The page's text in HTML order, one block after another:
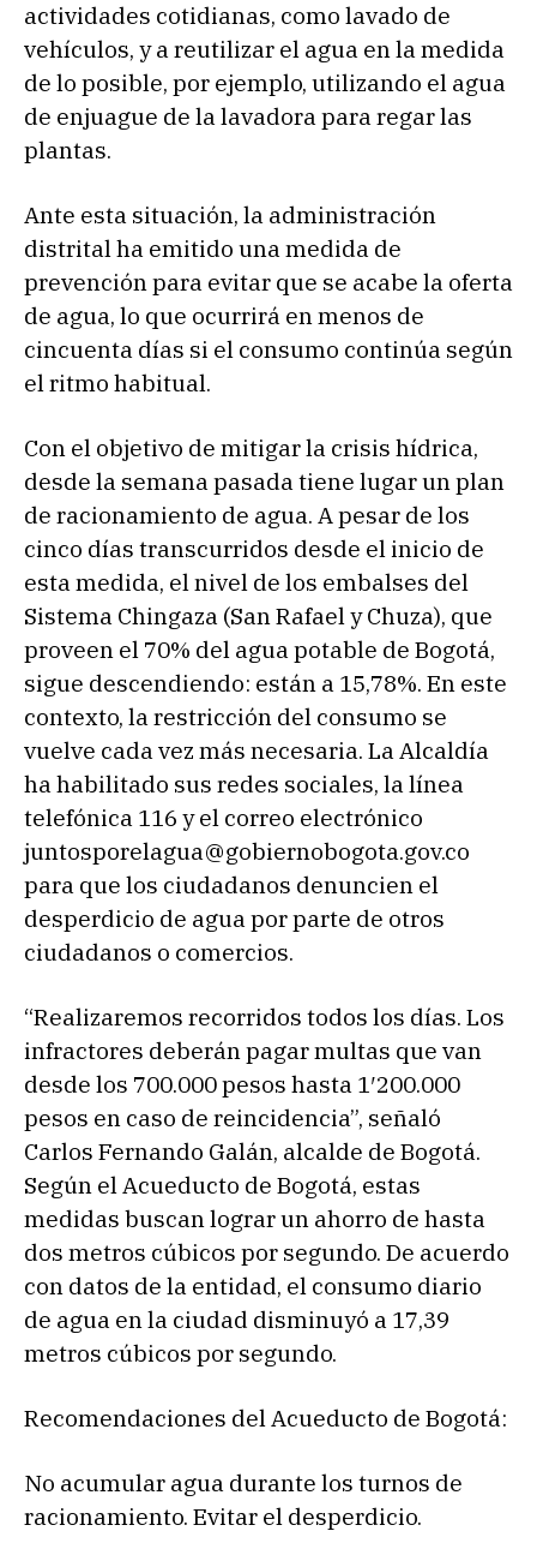
actividades cotidianas, como lavado de
vehículos, y a reutilizar el agua en la medida
de lo posible, por ejemplo, utilizando el agua
de enjuague de la lavadora para regar las
plantas.
Ante esta situación, la administración
distrital ha emitido una medida de
prevención para evitar que se acabe la oferta
de agua, lo que ocurrirá en menos de
cincuenta días si el consumo continúa según
el ritmo habitual.
Con el objetivo de mitigar la crisis hídrica,
desde la semana pasada tiene lugar un plan
de racionamiento de agua. A pesar de los
cinco días transcurridos desde el inicio de
esta medida, el nivel de los embalses del
Sistema Chingaza (San Rafael y Chuza), que
proveen el 70% del agua potable de Bogotá,
sigue descendiendo: están a 15,78%. En este
contexto, la restricción del consumo se
vuelve cada vez más necesaria. La Alcaldía
ha habilitado sus redes sociales, la línea
telefónica 116 y el correo electrónico
juntosporelagua@gobiernobogota.gov.co
para que los ciudadanos denuncien el
desperdicio de agua por parte de otros
ciudadanos o comercios.
“Realizaremos recorridos todos los días. Los
infractores deberán pagar multas que van
desde los 700.000 pesos hasta 1′200.000
pesos en caso de reincidencia”, señaló
Carlos Fernando Galán, alcalde de Bogotá.
Según el Acueducto de Bogotá, estas
medidas buscan lograr un ahorro de hasta
dos metros cúbicos por segundo. De acuerdo
con datos de la entidad, el consumo diario
de agua en la ciudad disminuyó a 17,39
metros cúbicos por segundo.
Recomendaciones del Acueducto de Bogotá:
No acumular agua durante los turnos de
racionamiento. Evitar el desperdicio.